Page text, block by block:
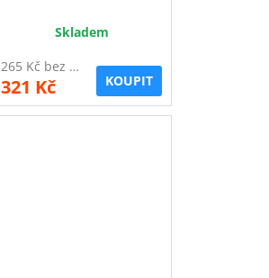
Skladem
265 Kč bez DPH
321 Kč KOUPIT